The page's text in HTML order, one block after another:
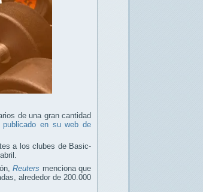
de una gran cantidad
publicado en su web de
a los clubes de Basic-
Reuters menciona que
alrededor de 200.000